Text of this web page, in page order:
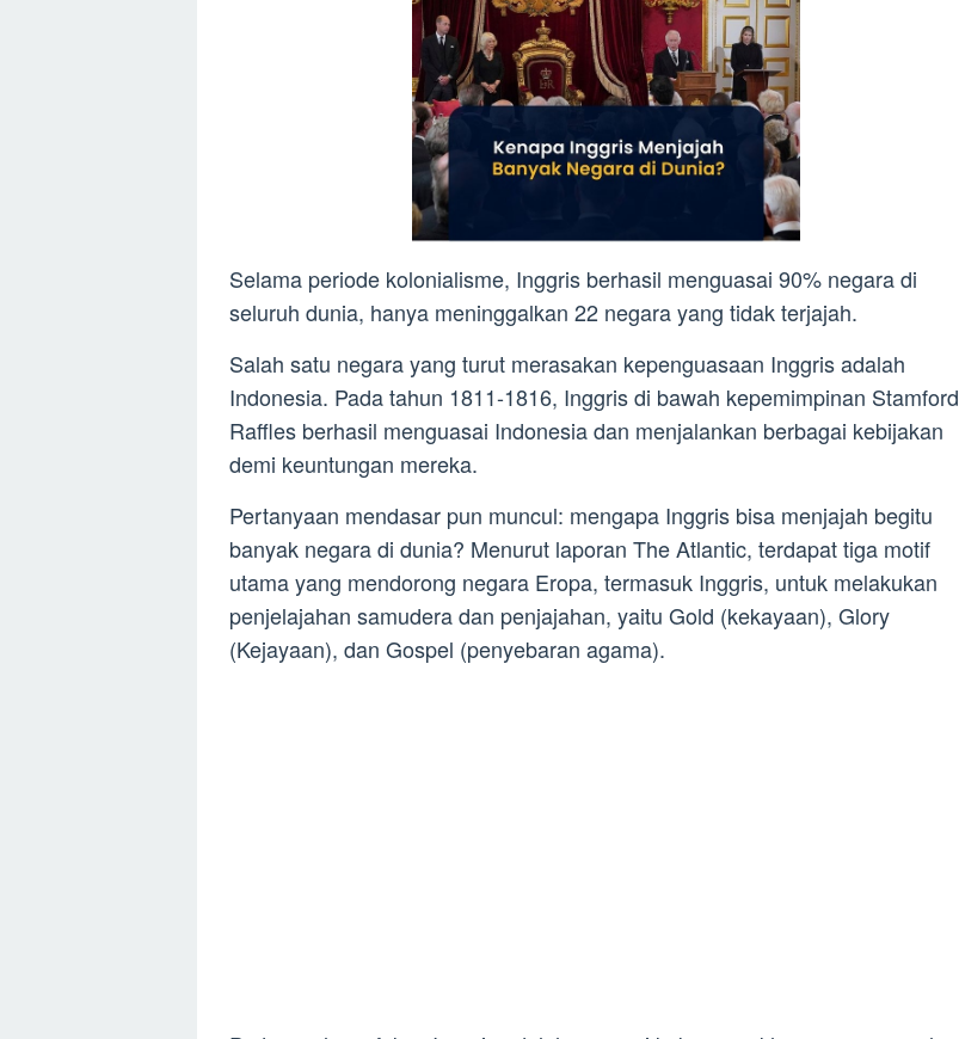
Selama periode kolonialisme, Inggris berhasil menguasai 90% negara di
seluruh dunia, hanya meninggalkan 22 negara yang tidak terjajah.
Salah satu negara yang turut merasakan kepenguasaan Inggris adalah
Indonesia. Pada tahun 1811-1816, Inggris di bawah kepemimpinan Stamford
Raffles berhasil menguasai Indonesia dan menjalankan berbagai kebijakan
demi keuntungan mereka.
Pertanyaan mendasar pun muncul: mengapa Inggris bisa menjajah begitu
banyak negara di dunia? Menurut laporan The Atlantic, terdapat tiga motif
utama yang mendorong negara Eropa, termasuk Inggris, untuk melakukan
penjelajahan samudera dan penjajahan, yaitu Gold (kekayaan), Glory
(Kejayaan), dan Gospel (penyebaran agama).